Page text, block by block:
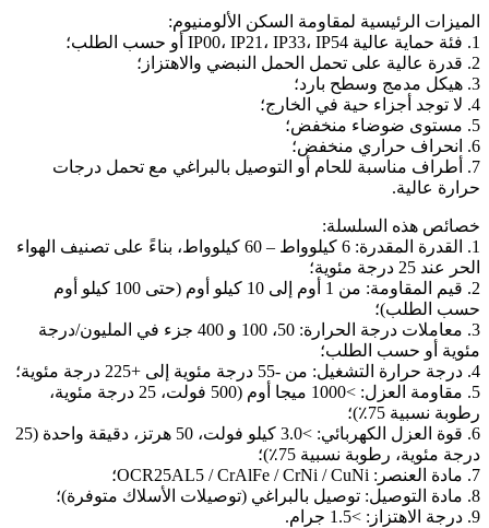
الميزات الرئيسية لمقاومة السكن الألومنيوم:
1. فئة حماية عالية IP00، IP21، IP33، IP54 أو حسب الطلب؛
2. قدرة عالية على تحمل الحمل النبضي والاهتزاز؛
3. هيكل مدمج وسطح بارد؛
4. لا توجد أجزاء حية في الخارج؛
5. مستوى ضوضاء منخفض؛
6. انحراف حراري منخفض؛
7. أطراف مناسبة للحام أو التوصيل بالبراغي مع تحمل درجات
حرارة عالية.
خصائص هذه السلسلة:
1. القدرة المقدرة: 6 كيلوواط – 60 كيلوواط، بناءً على تصنيف الهواء
الحر عند 25 درجة مئوية؛
2. قيم المقاومة: من 1 أوم إلى 10 كيلو أوم (حتى 100 كيلو أوم
حسب الطلب)؛
3. معاملات درجة الحرارة: 50، 100 و 400 جزء في المليون/درجة
مئوية أو حسب الطلب؛
4. درجة حرارة التشغيل: من -55 درجة مئوية إلى +225 درجة مئوية؛
5. مقاومة العزل: >1000 ميجا أوم (500 فولت، 25 درجة مئوية،
رطوبة نسبية 75٪)؛
6. قوة العزل الكهربائي: >3.0 كيلو فولت، 50 هرتز، دقيقة واحدة (25
درجة مئوية، رطوبة نسبية 75٪)؛
7. مادة العنصر: OCR25AL5 / CrAlFe / CrNi / CuNi؛
8. مادة التوصيل: توصيل بالبراغي (توصيلات الأسلاك متوفرة)؛
9. درجة الاهتزاز: >1.5 جرام.